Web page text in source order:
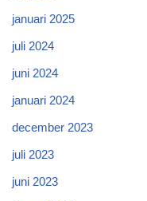
januari 2025
juli 2024
juni 2024
januari 2024
december 2023
juli 2023
juni 2023